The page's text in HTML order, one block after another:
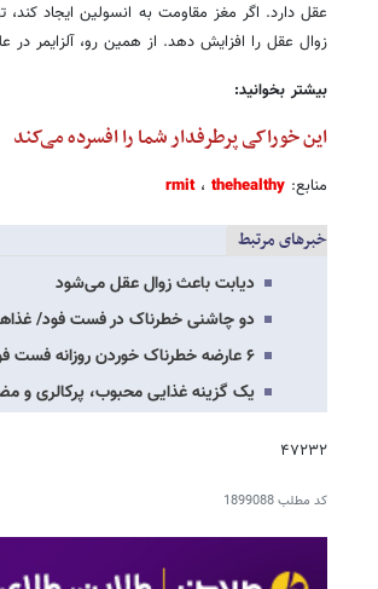
عقل دارد. اگر مغز مقاومت به انسولین ایجاد
زوال عقل را افزایش دهد. از همین رو، آلزایمر در
بیشتر بخوانید:
این خوراکی پرطرفدار شما را افسرده می‌کند
منابع: rmit، thehealthy
خبرهای مرتبط
دیابت باعث زوال عقل می‌شود
دو چاشنی خطرناک در فست فود/
۶ عارضه خطرناک خوردن روزانه فست فود
یک گزینه غذایی محبوب، پرکالری و
۴۷۲۳۲
کد مطلب1899088